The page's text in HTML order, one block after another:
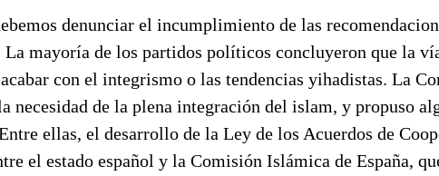
denunciar el incumplimiento de las
mayoría de los partidos políticos concluyeron que la
con el integrismo o las tendencias yihadistas. La
necesidad de la plena integración del islam, y propuso
ellas, el desarrollo de la Ley de los Acuerdos de
el estado español y la Comisión Islámica de España,